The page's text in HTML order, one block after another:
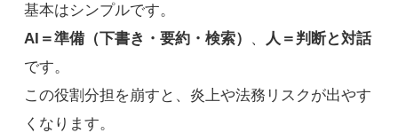
基本はシンプルです。
AI＝準備（下書き・要約・検索）
、
人＝判断と対話
です。
この役割分担を崩すと、炎上や法務リスクが出やす
くなります。